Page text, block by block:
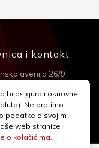
i kontakt
avenija 26/9
2455 950
od 9 - 17h
bi osigurali osnovne
Ne pratimo
podatke o svojim
web stranice
o kolačićima...